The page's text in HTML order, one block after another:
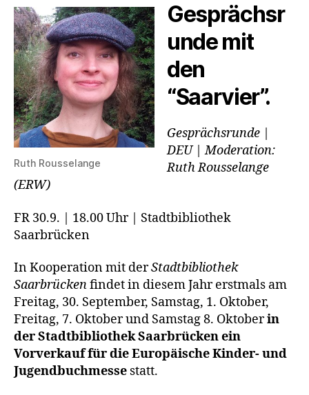
Ruth Rousselange
Gesprächsr
unde mit
den
“Saarvier”.
Gesprächsrunde |
DEU | Moderation:
Ruth Rousselange
(ERW)
FR 30.9. | 18.00 Uhr | Stadtbibliothek
Saarbrücken
In Kooperation mit derStadtbibliothek
Saarbrückenfindet in diesem Jahr erstmals am
Freitag, 30. September, Samstag, 1. Oktober,
Freitag, 7. Oktober und Samstag 8. Oktoberin
der Stadtbibliothek Saarbrücken ein
Vorverkauf für die Europäische Kinder- und
Jugendbuchmesse statt.